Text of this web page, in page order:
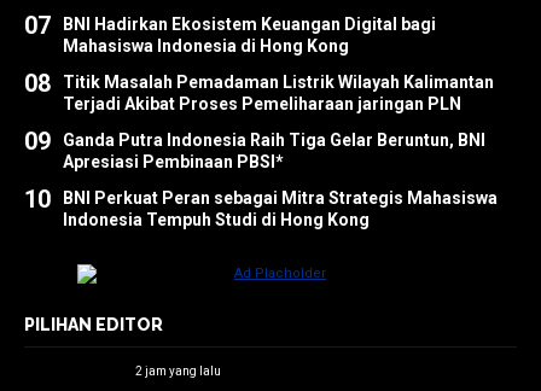
07
BNI Hadirkan Ekosistem Keuangan Digital bagi
Mahasiswa Indonesia di Hong Kong
08
Titik Masalah Pemadaman Listrik Wilayah Kalimantan
Terjadi Akibat Proses Pemeliharaan jaringan PLN
09
Ganda Putra Indonesia Raih Tiga Gelar Beruntun, BNI
Apresiasi Pembinaan PBSI*
10
BNI Perkuat Peran sebagai Mitra Strategis Mahasiswa
Indonesia Tempuh Studi di Hong Kong
PILIHAN EDITOR
2 jam yang lalu